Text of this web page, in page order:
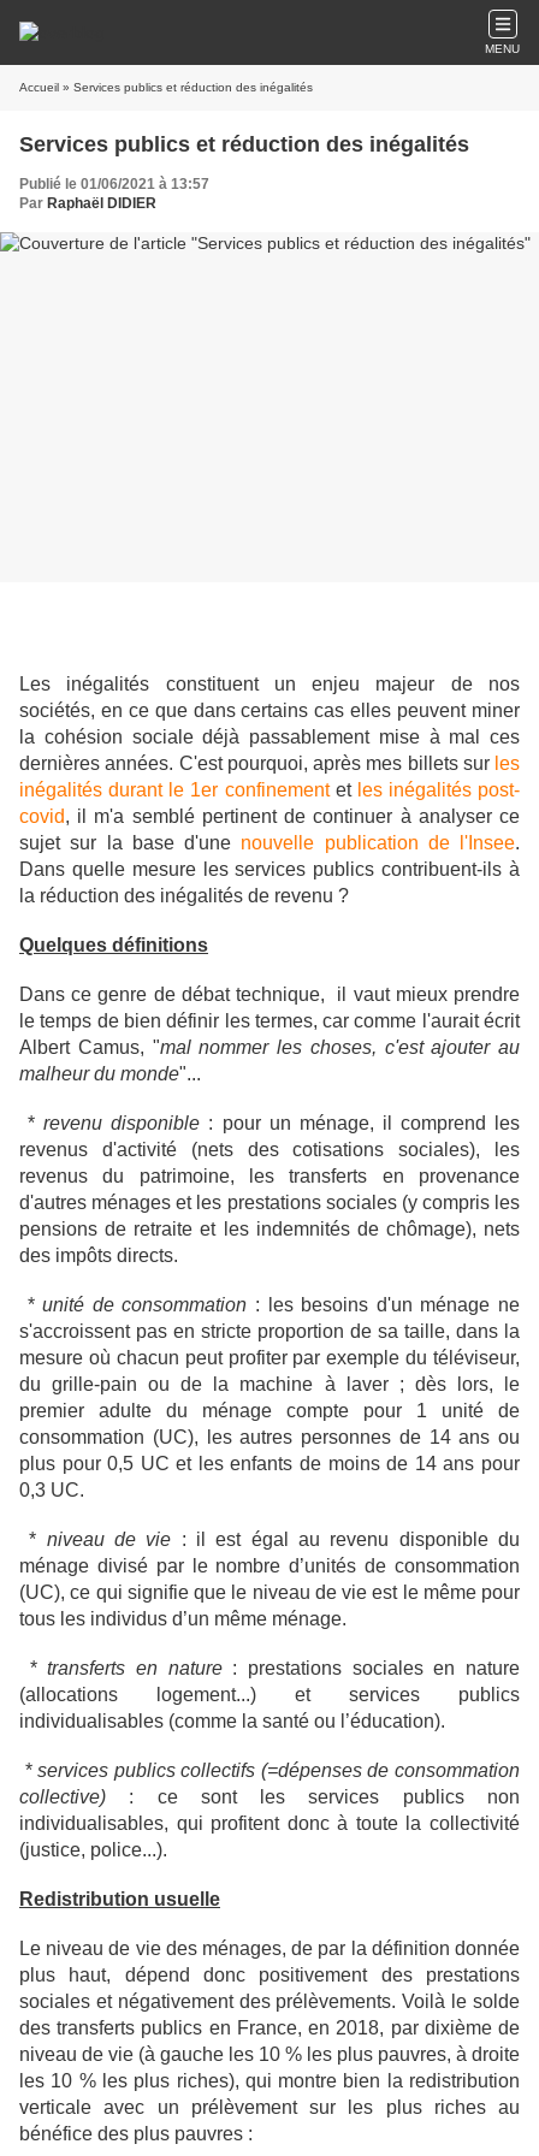
MENU
Accueil » Services publics et réduction des inégalités
Services publics et réduction des inégalités
Publié le 01/06/2021 à 13:57
Par Raphaël DIDIER
Les inégalités constituent un enjeu majeur de nos
sociétés, en ce que dans certains cas elles peuvent miner
la cohésion sociale déjà passablement mise à mal ces
dernières années. C'est pourquoi, après mes billets sur les
inégalités durant le 1er confinementet les inégalités post-
covid, il m'a semblé pertinent de continuer à analyser ce
sujet sur la base d'une nouvelle publication de l'Insee.
Dans quelle mesure les services publics contribuent-ils à
la réduction des inégalités de revenu ?
Quelques définitions
Dans ce genre de débat technique, il vaut mieux prendre
le temps de bien définir les termes, car comme l'aurait écrit
Albert Camus, "mal nommer les choses, c'est ajouter au
malheur du monde"...
*revenu disponible : pour un ménage, il comprend les
revenus d'activité (nets des cotisations sociales), les
revenus du patrimoine, les transferts en provenance
d'autres ménages et les prestations sociales (y compris les
pensions de retraite et les indemnités de chômage), nets
des impôts directs.
*unité de consommation : les besoins d'un ménage ne
s'accroissent pas en stricte proportion de sa taille, dans la
mesure où chacun peut profiter par exemple du téléviseur,
du grille-pain ou de la machine à laver ; dès lors, le
premier adulte du ménage compte pour 1 unité de
consommation (UC), les autres personnes de 14 ans ou
plus pour 0,5 UC et les enfants de moins de 14 ans pour
0,3 UC.
* niveau de vie : il est égal au revenu disponible du
ménage divisé par le nombre d’unités de consommation
(UC), ce qui signifie que le niveau de vie est le même pour
tous les individus d’un même ménage.
*transferts en nature: prestations sociales en nature
(allocations logement...) et services publics
individualisables (comme la santé ou l’éducation).
*services publics collectifs (=dépenses de consommation
collective) : ce sont les services publics non
individualisables, qui profitent donc à toute la collectivité
(justice, police...).
Redistribution usuelle
Le niveau de vie des ménages, de par la définition donnée
plus haut, dépend donc positivement des prestations
sociales et négativement des prélèvements. Voilà le solde
des transferts publics en France, en 2018, par dixième de
niveau de vie (à gauche les 10 % les plus pauvres, à droite
les 10 % les plus riches), qui montre bien la redistribution
verticale avec un prélèvement sur les plus riches au
bénéfice des plus pauvres :